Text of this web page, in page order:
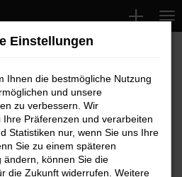
Einstellungen
Ihnen die bestmögliche Nutzung
und unsere
zu verbessern. Wir
Präferenzen und verarbeiten
Statistiken nur, wenn Sie uns Ihre
Sie zu einem späteren
können Sie die
die Zukunft widerrufen. Weitere